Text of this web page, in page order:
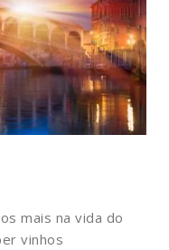
mais na vida do
vinhos